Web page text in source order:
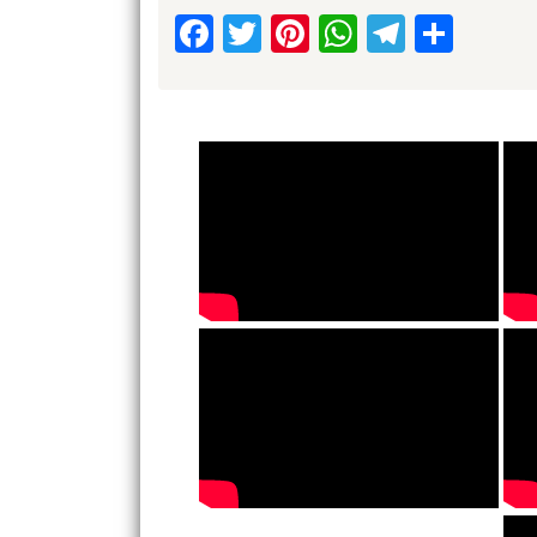
Facebook
Twitter
Pinterest
WhatsApp